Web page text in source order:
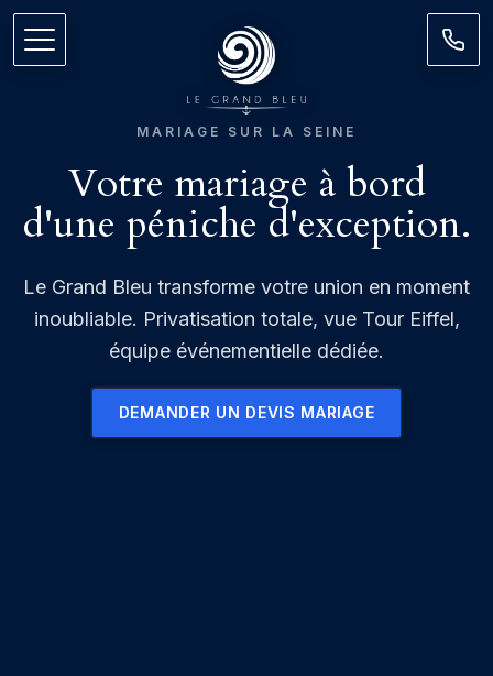
MARIAGE SUR LA SEINE
Votre mariage à bord
d'une péniche d'exception.
Le Grand Bleu transforme votre union en moment
inoubliable. Privatisation totale, vue Tour Eiffel,
équipe événementielle dédiée.
DEMANDER UN DEVIS MARIAGE